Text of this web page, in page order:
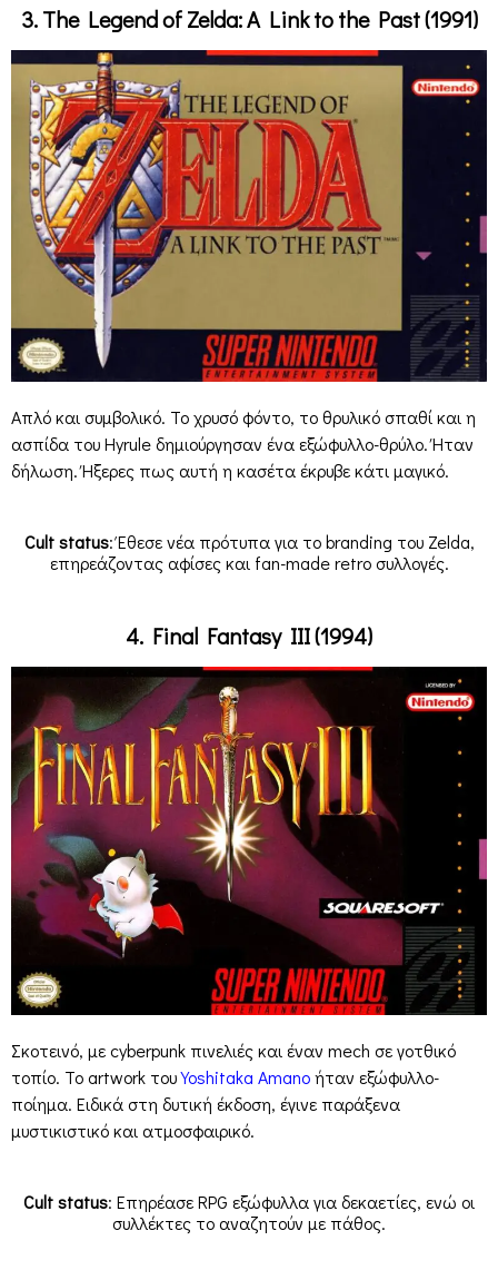
3. The Legend of Zelda: A Link to the Past (1991)
Απλό και συμβολικό. Το χρυσό φόντο, το θρυλικό σπαθί και η
ασπίδα του Hyrule δημιούργησαν ένα εξώφυλλο-θρύλο. Ήταν
δήλωση. Ήξερες πως αυτή η κασέτα έκρυβε κάτι μαγικό.
Cult status: Έθεσε νέα πρότυπα για το branding του Zelda,
επηρεάζοντας αφίσες και fan-made retro συλλογές.
4. Final Fantasy III (1994)
Σκοτεινό, με cyberpunk πινελιές και έναν mech σε γοτθικό
τοπίο. Το artwork τουYoshitaka Amanoήταν εξώφυλλο-
ποίημα. Ειδικά στη δυτική έκδοση, έγινε παράξενα
μυστικιστικό και ατμοσφαιρικό.
Cult status: Επηρέασε RPG εξώφυλλα για δεκαετίες, ενώ οι
συλλέκτες το αναζητούν με πάθος.